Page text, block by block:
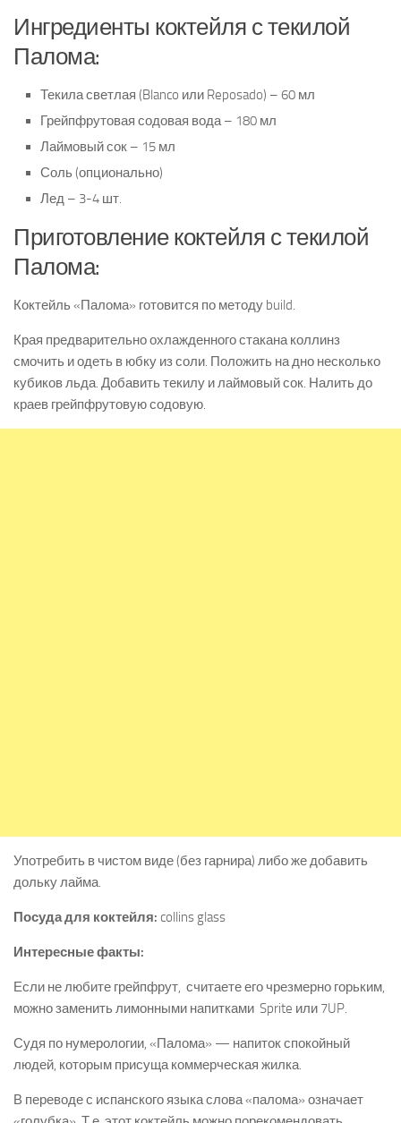
Ингредиенты коктейля с текилой
Палома:
Текила светлая (Blanco или Reposado) – 60 мл
Грейпфрутовая содовая вода – 180 мл
Лаймовый сок – 15 мл
Соль (опционально)
Лед – 3-4 шт.
Приготовление коктейля с текилой
Палома:
Коктейль «Палома» готовится по методу build.
Края предварительно охлажденного стакана коллинз
смочить и одеть в юбку из соли. Положить на дно несколько
кубиков льда. Добавить текилу и лаймовый сок. Налить до
краев грейпфрутовую содовую.
Употребить в чистом виде (без гарнира) либо же добавить
дольку лайма.
Посуда для коктейля: collins glass
Интересные факты:
Если не любите грейпфрут, считаете его чрезмерно горьким,
можно заменить лимонными напитками Sprite или 7UP.
Судя по нумерологии, «Палома» — напиток спокойный
людей, которым присуща коммерческая жилка.
В переводе с испанского языка слова «палома» означает